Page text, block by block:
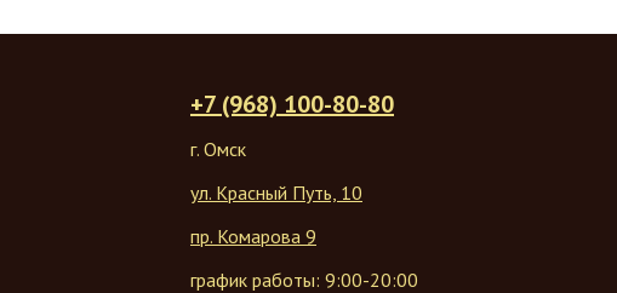
+7 (968) 100-80-80
г. Омск
ул. Красный Путь, 10
пр. Комарова 9
график работы: 9:00-20:00